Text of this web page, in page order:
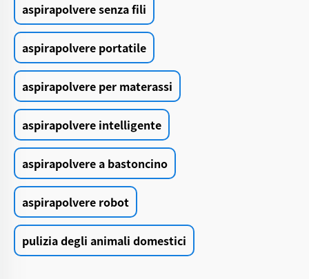
aspirapolvere senza fili
aspirapolvere portatile
aspirapolvere per materassi
aspirapolvere intelligente
aspirapolvere a bastoncino
aspirapolvere robot
pulizia degli animali domestici